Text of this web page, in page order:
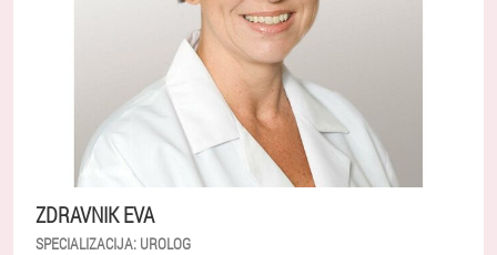
ZDRAVNIK EVA
SPECIALIZACIJA: UROLOG